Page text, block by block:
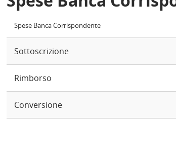
Spese Banca Corrispondente
Sottoscrizione
Rimborso
Conversione